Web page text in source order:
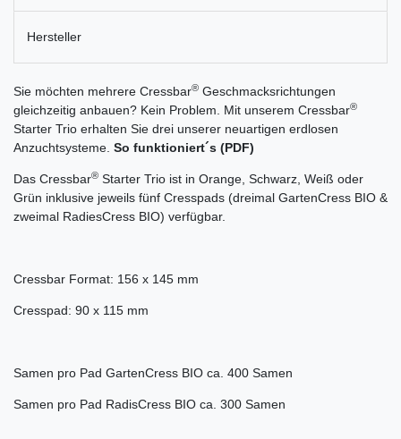
Hersteller
Sie möchten mehrere Cressbar® Geschmacksrichtungen
gleichzeitig anbauen? Kein Problem. Mit unserem Cressbar®
Starter Trio erhalten Sie drei unserer neuartigen erdlosen
Anzuchtsysteme. So funktioniert´s (PDF)
Das Cressbar® Starter Trio ist in Orange, Schwarz, Weiß oder
Grün inklusive jeweils fünf Cresspads (dreimal GartenCress BIO &
zweimal RadiesCress BIO) verfügbar.
Cressbar Format: 156 x 145 mm
Cresspad: 90 x 115 mm
Samen pro Pad GartenCress BIO ca. 400 Samen
Samen pro Pad RadisCress BIO ca. 300 Samen